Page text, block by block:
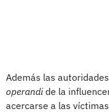
Además las
operandide la
acercarse a las